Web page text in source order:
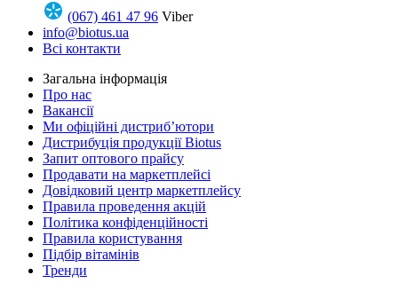
(067) 461 47 96 Viber
info@biotus.ua
Всі контакти
Загальна інформація
Про нас
Вакансії
Ми офіційні дистриб’ютори
Дистрибуція продукції Biotus
Запит оптового прайсу
Продавати на маркетплейсі
Довідковий центр маркетплейсу
Правила проведення акцій
Політика конфіденційності
Правила користування
Підбір вітамінів
Тренди